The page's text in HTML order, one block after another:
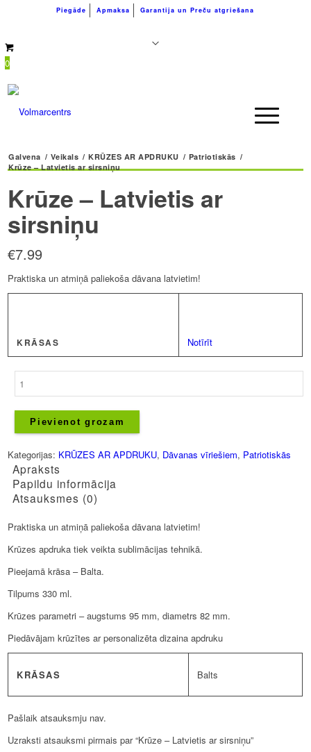
Piegāde Apmaksa Garantija un Preču atgriešana
0
Galvena / Veikals / KRŪZES AR APDRUKU / Patriotiskās /
Krūze – Latvietis ar sirsniņu
Krūze – Latvietis ar
sirsniņu
€7.99
Praktiska un atmiņā paliekoša dāvana latvietim!
KRĀSAS Notīrīt
sirsniņu
daudzums
Pievienot grozam
Kategorijas: KRŪZES AR APDRUKU, Dāvanas vīriešiem, Patriotiskās
Apraksts
Papildu informācija
Atsauksmes (0)
Praktiska un atmiņā paliekoša dāvana latvietim!
Krūzes apdruka tiek veikta sublimācijas tehnikā.
Pieejamā krāsa – Balta.
Tilpums 330 ml.
Krūzes parametri – augstums 95 mm, diametrs 82 mm.
Piedāvājam krūzītes ar personalizēta dizaina apdruku
KRĀSAS Balts
Pašlaik atsauksmju nav.
Uzraksti atsauksmi pirmais par “Krūze – Latvietis ar sirsniņu”